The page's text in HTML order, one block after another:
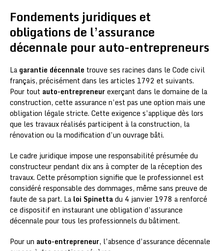
Fondements juridiques et
obligations de l’assurance
décennale pour auto-entrepreneurs
La garantie décennale trouve ses racines dans le Code civil
français, précisément dans les articles 1792 et suivants.
Pour tout auto-entrepreneurexerçant dans le domaine de la
construction, cette assurance n’est pas une option mais une
obligation légale stricte. Cette exigence s’applique dès lors
que les travaux réalisés participent à la construction, la
rénovation ou la modification d’un ouvrage bâti.
Le cadre juridique impose une responsabilité présumée du
constructeur pendant dix ans à compter de la réception des
travaux. Cette présomption signifie que le professionnel est
considéré responsable des dommages, même sans preuve de
faute de sa part. La loi Spinettadu 4 janvier 1978 a renforcé
ce dispositif en instaurant une obligation d’assurance
décennale pour tous les professionnels du bâtiment.
Pour un auto-entrepreneur, l’absence d’assurance décennale